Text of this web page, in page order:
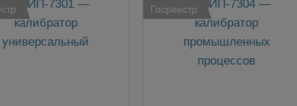
Госреестр